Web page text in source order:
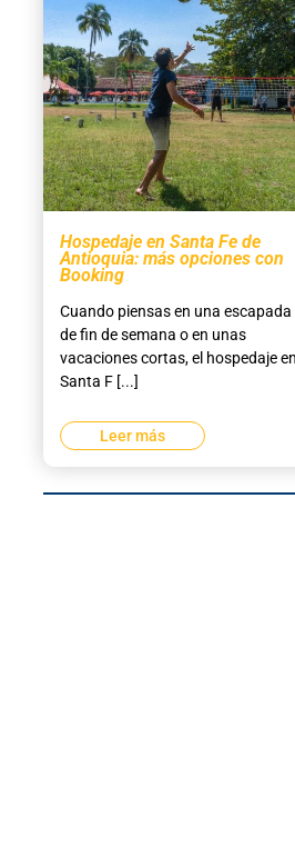
Hospedaje en Santa Fe de
Antioquia: más opciones con
Booking
Cuando piensas en una escapada
de fin de semana o en unas
vacaciones cortas, el hospedaje en
Santa F [...]
Leer más